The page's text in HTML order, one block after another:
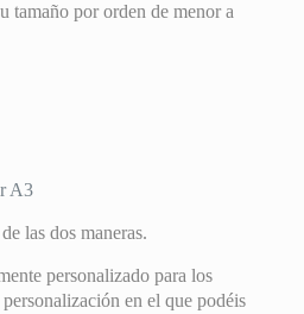
tamaño por orden de menor a
A3
las dos maneras.
personalizado para los
en el que podéis